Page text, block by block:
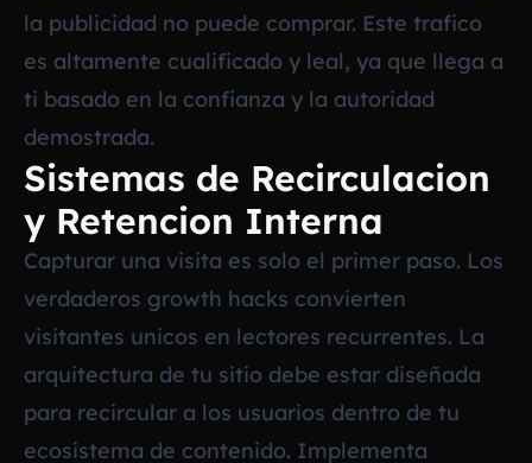
la publicidad no puede comprar. Este trafico
es altamente cualificado y leal, ya que llega a
ti basado en la confianza y la autoridad
demostrada.
Sistemas de Recirculacion
y Retencion Interna
Capturar una visita es solo el primer paso. Los
verdaderos growth hacks convierten
visitantes unicos en lectores recurrentes. La
arquitectura de tu sitio debe estar diseñada
para recircular a los usuarios dentro de tu
ecosistema de contenido. Implementa